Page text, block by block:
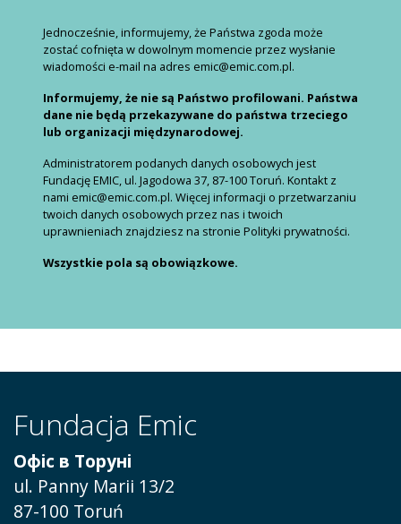
Jednocześnie, informujemy, że Państwa zgoda może
zostać cofnięta w dowolnym momencie przez wysłanie
wiadomości e-mail na adres emic@emic.com.pl.
Informujemy, że nie są Państwo profilowani. Państwa
dane nie będą przekazywane do państwa trzeciego
lub organizacji międzynarodowej.
Administratorem podanych danych osobowych jest
Fundację EMIC, ul. Jagodowa 37, 87-100 Toruń. Kontakt z
nami emic@emic.com.pl. Więcej informacji o przetwarzaniu
twoich danych osobowych przez nas i twoich
uprawnieniach znajdziesz na stronie Polityki prywatności.
Wszystkie pola są obowiązkowe.
Fundacja Emic
Офіс в Торуні
ul. Panny Marii 13/2
87-100 Toruń